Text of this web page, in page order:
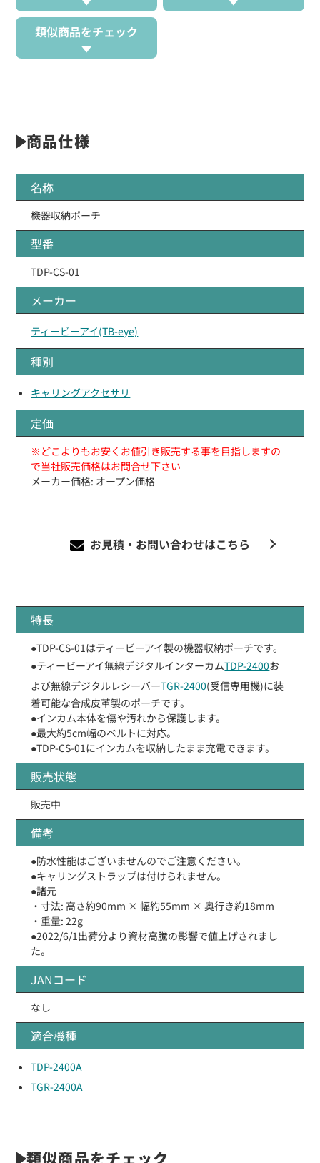
類似商品をチェック
商品仕様
名称
機器収納ポーチ
型番
TDP-CS-01
メーカー
ティービーアイ(TB-eye)
種別
キャリングアクセサリ
定価
※どこよりもお安くお値引き販売する事を目指しますの
で当社販売価格はお問合せ下さい
メーカー価格: オープン価格
お見積・お問い合わせはこちら
特長
●TDP-CS-01はティービーアイ製の機器収納ポーチです。
●ティービーアイ無線デジタルインターカムTDP-2400お
よび無線デジタルレシーバーTGR-2400(受信専用機)に装
着可能な合成皮革製のポーチです。
●インカム本体を傷や汚れから保護します。
●最大約5cm幅のベルトに対応。
●TDP-CS-01にインカムを収納したまま充電できます。
販売状態
販売中
備考
●防水性能はございませんのでご注意ください。
●キャリングストラップは付けられません。
●諸元
・寸法: 高さ約90mm × 幅約55mm × 奥行き約18mm
・重量: 22g
●2022/6/1出荷分より資材高騰の影響で値上げされまし
た。
JANコード
なし
適合機種
TDP-2400A
TGR-2400A
類似商品をチェック